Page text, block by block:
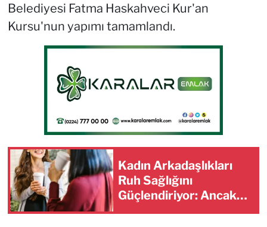
Belediyesi Fatma Haskahveci Kur'an
Kursu'nun yapımı tamamlandı.
Kadın Arkadaşlıkları
Ruh Sağlığını
Güçlendiriyor: Ancak